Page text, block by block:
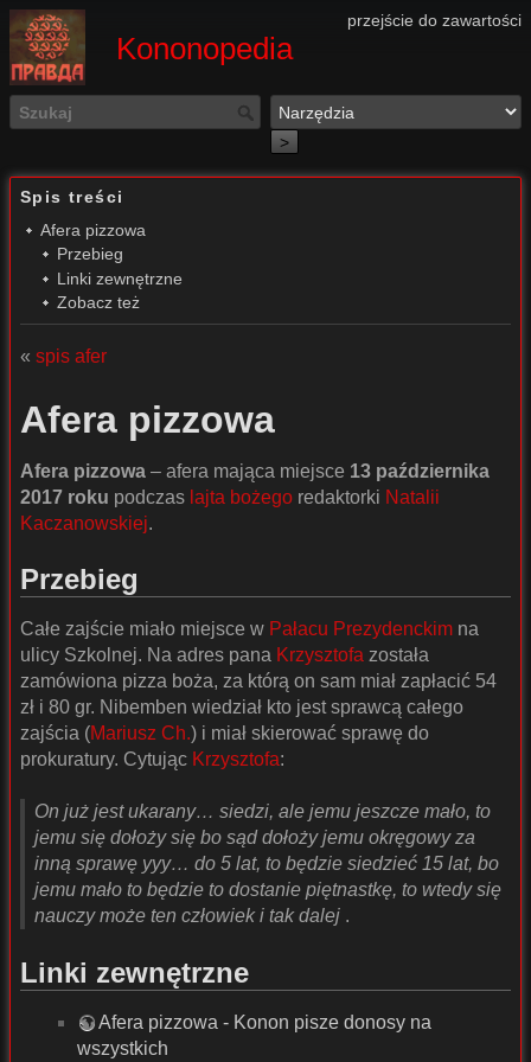
przejście do zawartości
Kononopedia
>
Spis treści
Afera pizzowa
Przebieg
Linki zewnętrzne
Zobacz też
« spis afer
Afera pizzowa
Afera pizzowa – afera mająca miejsce 13 października
2017 roku podczas lajta bożego redaktorki Natalii
Kaczanowskiej.
Przebieg
Całe zajście miało miejsce w Pałacu Prezydenckim na
ulicy Szkolnej. Na adres pana Krzysztofa została
zamówiona pizza boża, za którą on sam miał zapłacić 54
zł i 80 gr. Nibemben wiedział kto jest sprawcą całego
zajścia (Mariusz Ch.) i miał skierować sprawę do
prokuratury. Cytując Krzysztofa:
On już jest ukarany… siedzi, ale jemu jeszcze mało, to
jemu się dołoży się bo sąd dołoży jemu okręgowy za
inną sprawę yyy… do 5 lat, to będzie siedzieć 15 lat, bo
jemu mało to będzie to dostanie piętnastkę, to wtedy się
nauczy może ten człowiek i tak dalej .
Linki zewnętrzne
Afera pizzowa - Konon pisze donosy na
wszystkich